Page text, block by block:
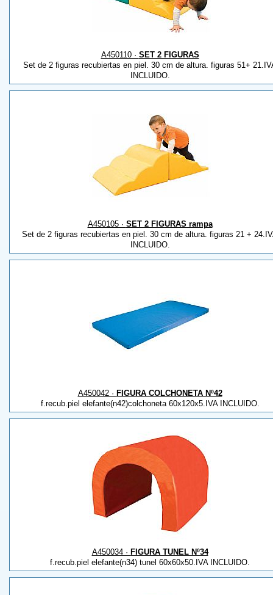
A450110 · SET 2 FIGURAS
Set de 2 figuras recubiertas en piel. 30 cm de altura. figuras 51+
INCLUIDO.
A450105 · SET 2 FIGURAS rampa
Set de 2 figuras recubiertas en piel. 30 cm de altura. figuras 21 +
INCLUIDO.
A450042 · FIGURA COLCHONETA Nº42
f.recub.piel elefante(n42)colchoneta 60x120x5.IVA INCLUIDO.
A450034 · FIGURA TUNEL Nº34
f.recub.piel elefante(n34) tunel 60x60x50.IVA INCLUIDO.